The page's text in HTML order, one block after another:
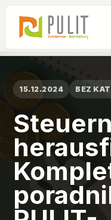
15.12.2024 BEZ